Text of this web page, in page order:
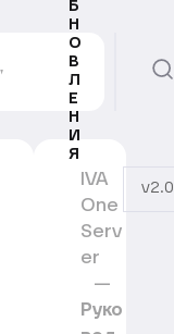
Б
Н
О
В
Л
Е
Н
И
Я
IVA
One
Serv
er
Руко
v2.0